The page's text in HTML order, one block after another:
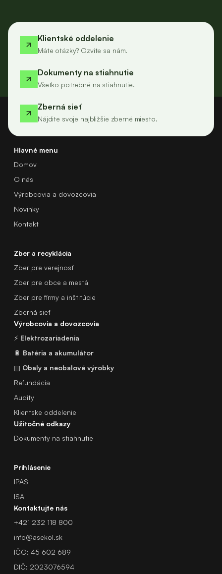
Klientské oddelenie
Máte otázky? Ozvite sa nám.
Dokumenty na stiahnutie
Všetko potrebné na stiahnutie.
Zberná sieť
Nájdite svoje najbližšie zberné miesto.
Hlavné menu
Domov
O nás
Výrobcovia a dovozcovia
Novinky
Kontakt
Zber a recyklácia
Zber pre verejnosť
Zber pre obce a mestá
Zber pre firmy a inštitúcie
Zberná sieť
Výrobcovia a dovozcovia
⚡ Elektrozariadenia
🔋 Batéria a akumulátor
▤ Obaly a neobalové výrobky
Refundácia
Audity
Klientske oddelenie
Užitočné odkazy
Dokumenty na stiahnutie
Prihlásenie
IPAS
ISA
Kontaktujte nás
+421 232 118 800
info@asekol.sk
IČO: 45 602 689
DIČ: 2023076594